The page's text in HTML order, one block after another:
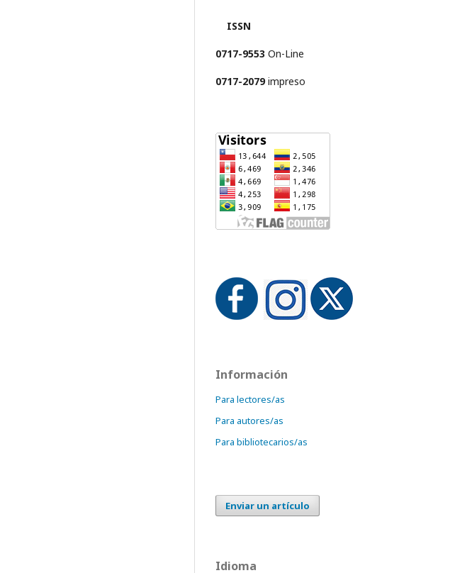
ISSN
0717-9553 On-Line
0717-2079impreso
Información
Para lectores/as
Para autores/as
Para bibliotecarios/as
Enviar un artículo
Idioma